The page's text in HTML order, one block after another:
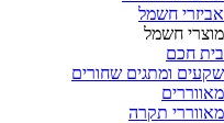
אביזרי חשמל
מוצרי חשמל
בית חכם
שקעים ומתגים שחורים
מאווררים
מאווררי תקרה